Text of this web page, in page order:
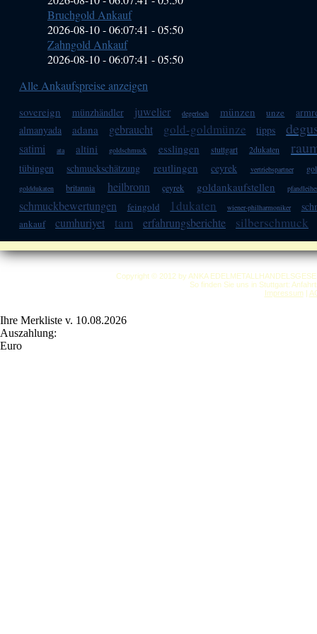
Bruchgold Ankauf
2026-08-10 - 06:07:41 -05:50
Zahngold Ankauf
2026-08-10 - 06:07:41 -05:50
Alle Ankaufspreise anzeigen
sovereign münzhändler juwelier degerloch münzen unze
almanyada
adana gebraucht gold-goldmünze tipps
satimi ata altini goldschmuck esslingen stuttgart 2dukaten
tübingen schmuckschätzung reutlingen ceyrek vertriebspartner
golddukaten britannia heilbronn çeyrek goldankaufstellen
schmuckbewertungen feingold 1dukaten wiener-philharmoniker
ankauf cumhuriyet tam erfahrungsberichte silberschmuck
Copyright © 2012 by ANKA
So finden Sie uns in Stuttgart:
Impressum|
Ihre Merkliste v. 10.08.2026
Auszahlung:
Euro